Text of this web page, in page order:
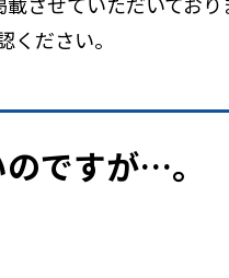
ください。
ですが…。